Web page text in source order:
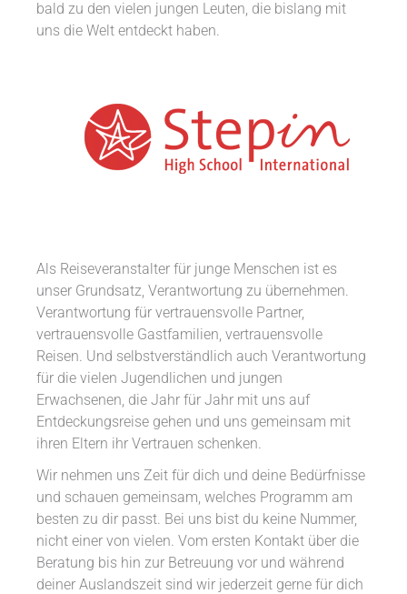
bald zu den vielen jungen Leuten, die bislang mit
uns die Welt entdeckt haben.
Als Reiseveranstalter für junge Menschen ist es
unser Grundsatz, Verantwortung zu übernehmen.
Verantwortung für vertrauensvolle Partner,
vertrauensvolle Gastfamilien, vertrauensvolle
Reisen. Und selbstverständlich auch Verantwortung
für die vielen Jugendlichen und jungen
Erwachsenen, die Jahr für Jahr mit uns auf
Entdeckungsreise gehen und uns gemeinsam mit
ihren Eltern ihr Vertrauen schenken.
Wir nehmen uns Zeit für dich und deine Bedürfnisse
und schauen gemeinsam, welches Programm am
besten zu dir passt. Bei uns bist du keine Nummer,
nicht einer von vielen. Vom ersten Kontakt über die
Beratung bis hin zur Betreuung vor und während
deiner Auslandszeit sind wir jederzeit gerne für dich